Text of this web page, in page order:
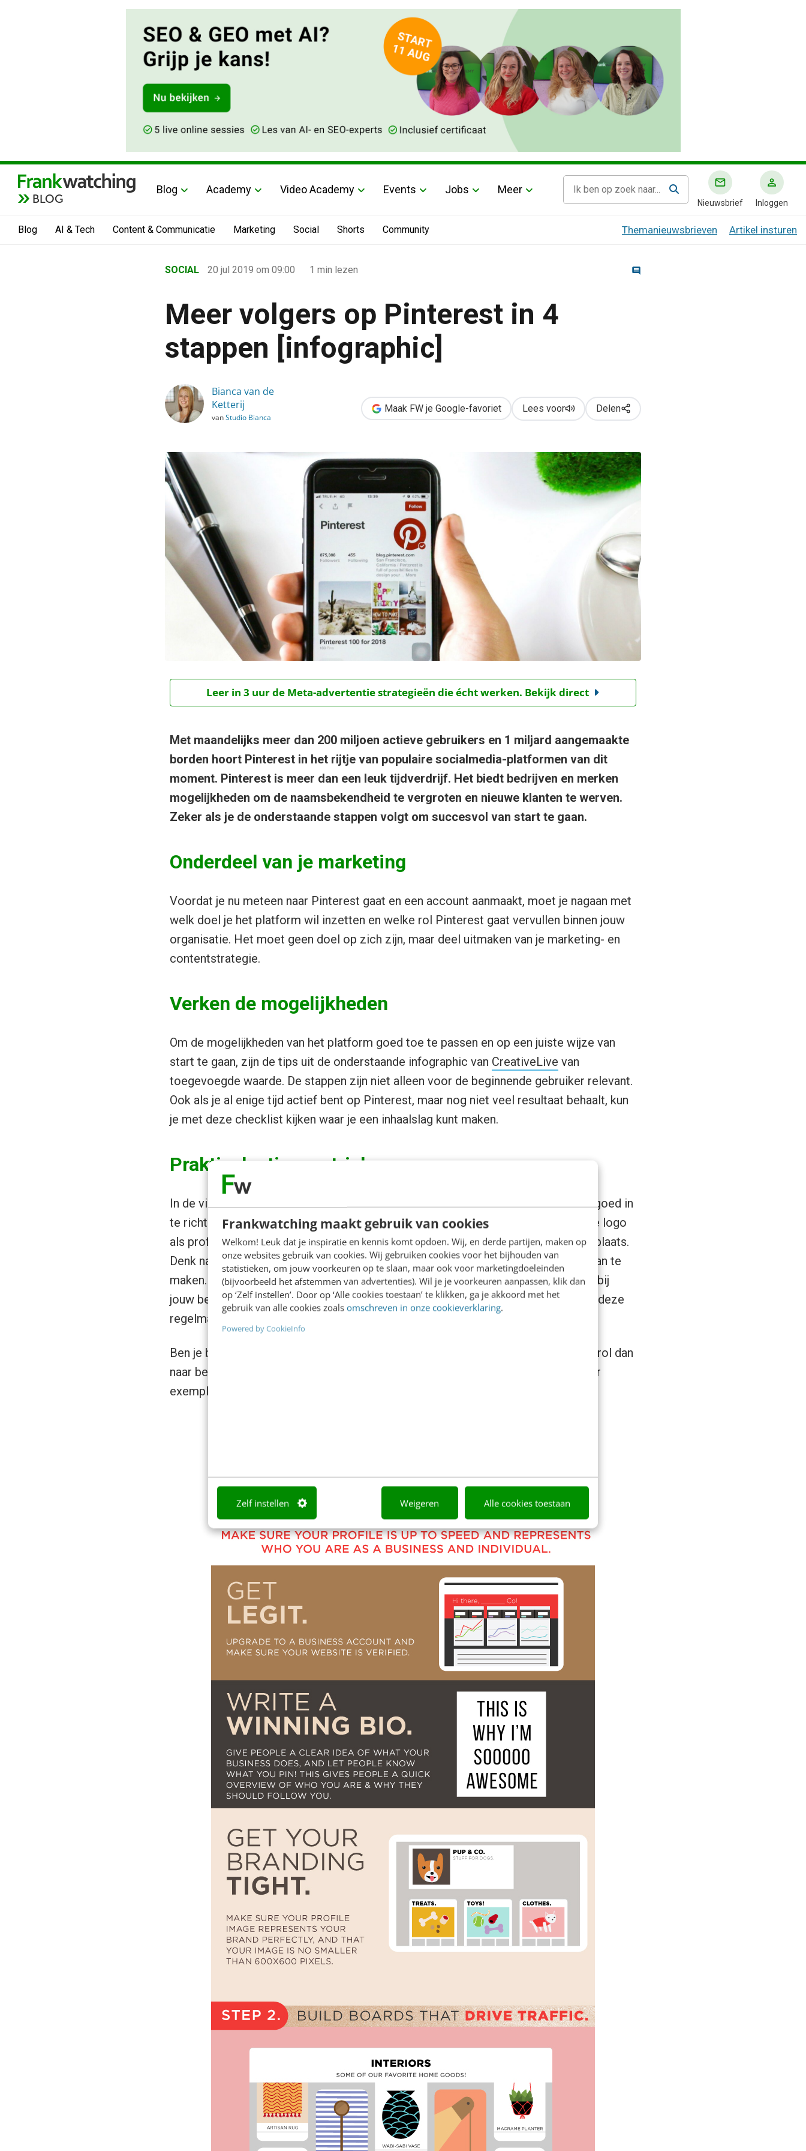
Frankwatching maakt gebruik van cookies
Welkom! Leuk dat je inspiratie en kennis komt opdoen. Wij, en derde partijen, maken op
onze websites gebruik van cookies. Wij gebruiken cookies voor het bijhouden van
statistieken, om jouw voorkeuren op te slaan, maar ook voor marketingdoeleinden
(bijvoorbeeld het afstemmen van advertenties). Wil je je voorkeuren aanpassen, klik dan
op ‘Zelf instellen’. Door op ‘Alle cookies toestaan’ te klikken, ga je akkoord met het
gebruik van alle cookies zoals omschreven in onze cookieverklaring.
Powered by CookieInfo
Zelf instellen Weigeren Alle cookies toestaan
BLOG
Blog Academy Video Academy Events Jobs Meer
Nieuwsbrief Inloggen
Blog AI & Tech Content & Communicatie Marketing Social Shorts Community Themanieuwsbrieven Artikel insturen
›
›
SOCIAL 20 jul 2019 om 09:00 1 min lezen
Meer volgers op Pinterest in 4
stappen [infographic]
Bianca van de
Ketterij
vanStudio Bianca
Maak FW je Google-favoriet Lees voor Delen
Leer in 3 uur de Meta-advertentie strategieën die écht werken. Bekijk direct
Met maandelijks meer dan 200 miljoen actieve gebruikers en 1 miljard aangemaakte
borden hoort Pinterest in het rijtje van populaire socialmedia-platformen van dit
moment. Pinterest is meer dan een leuk tijdverdrijf. Het biedt bedrijven en merken
mogelijkheden om de naamsbekendheid te vergroten en nieuwe klanten te werven.
Zeker als je de onderstaande stappen volgt om succesvol van start te gaan.
Onderdeel van je marketing
Voordat je nu meteen naar Pinterest gaat en een account aanmaakt, moet je nagaan met
welk doel je het platform wil inzetten en welke rol Pinterest gaat vervullen binnen jouw
organisatie. Het moet geen doel op zich zijn, maar deel uitmaken van je marketing- en
contentstrategie.
Verken de mogelijkheden
Om de mogelijkheden van het platform goed toe te passen en op een juiste wijze van
start te gaan, zijn de tips uit de onderstaande infographic van CreativeLive van
toegevoegde waarde. De stappen zijn niet alleen voor de beginnende gebruiker relevant.
Ook als je al enige tijd actief bent op Pinterest, maar nog niet veel resultaat behaalt, kun
je met deze checklist kijken waar je een inhaalslag kunt maken.
Praktische tips en tricks
In de visual vind je vier stappen en praktische tips om jouw account op Pinterest goed in
te richten. Denk daarbij aan een goede profielomschrijving, herkenbaarheid door je logo
als profielfoto te plaatsen, maar ook zorgen voor herkenning in de content die je plaats.
Denk na over relevante categorieën en pas die toe door goede vindbare boards aan te
maken. Voeg relevante pins toe aan je boards. Publiceer afbeeldingen die passen bij
jouw bedrijf en het onderwerp van het board. Houd je statistieken bij en analyseer deze
regelmatig, zodat je bij kunt sturen om je gewenste doelen te bereiken.
Ben je benieuwd naar de andere tips om goed van start te gaan met Pinterest? Scrol dan
naar beneden om de infographic te bekijken. Klik op de afbeelding voor een groter
exemplaar.